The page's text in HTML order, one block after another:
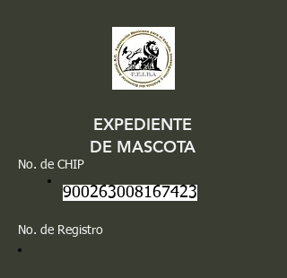
EXPEDIENTE
DE MASCOTA
No. de CHIP
900263008167423
No. de Registro